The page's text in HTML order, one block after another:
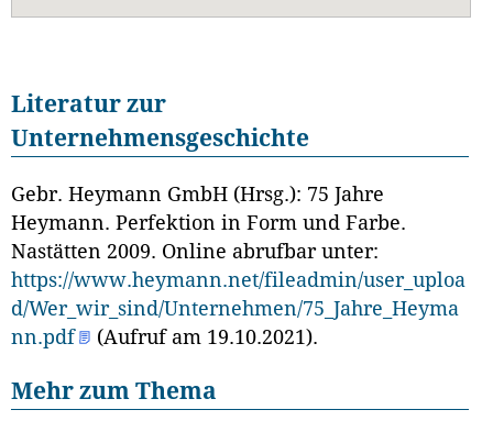
Literatur zur
Unternehmensgeschichte
Gebr. Heymann GmbH (Hrsg.): 75 Jahre
Heymann. Perfektion in Form und Farbe.
Nastätten 2009. Online abrufbar unter:
https://www.heymann.net/fileadmin/user_uploa
d/Wer_wir_sind/Unternehmen/75_Jahre_Heyma
nn.pdf
(Aufruf am 19.10.2021).
Mehr zum Thema